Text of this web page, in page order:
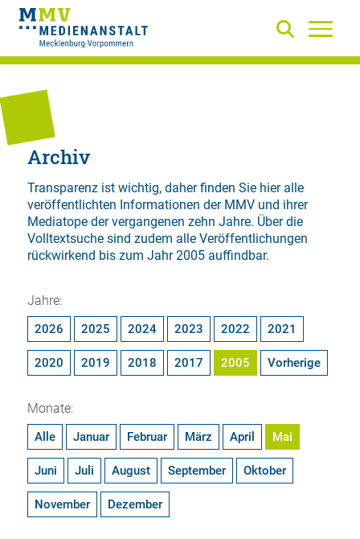
Archiv
Transparenz ist wichtig, daher finden Sie hier alle
veröffentlichten Informationen der MMV und ihrer
Mediatope der vergangenen zehn Jahre. Über die
Volltextsuchesind zudem alle Veröffentlichungen
rückwirkend bis zum Jahr 2005 auffindbar.
Jahre:
2026 2025 2024 2023 2022 2021
2020 2019 2018 2017 2005 Vorherige
Monate:
Alle Januar Februar März April Mai
Juni Juli August September Oktober
November Dezember